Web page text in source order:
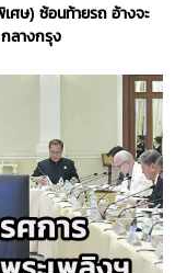
ศษ) ซ้อนท้ายรถ อ้างจะ
กลางกรุง